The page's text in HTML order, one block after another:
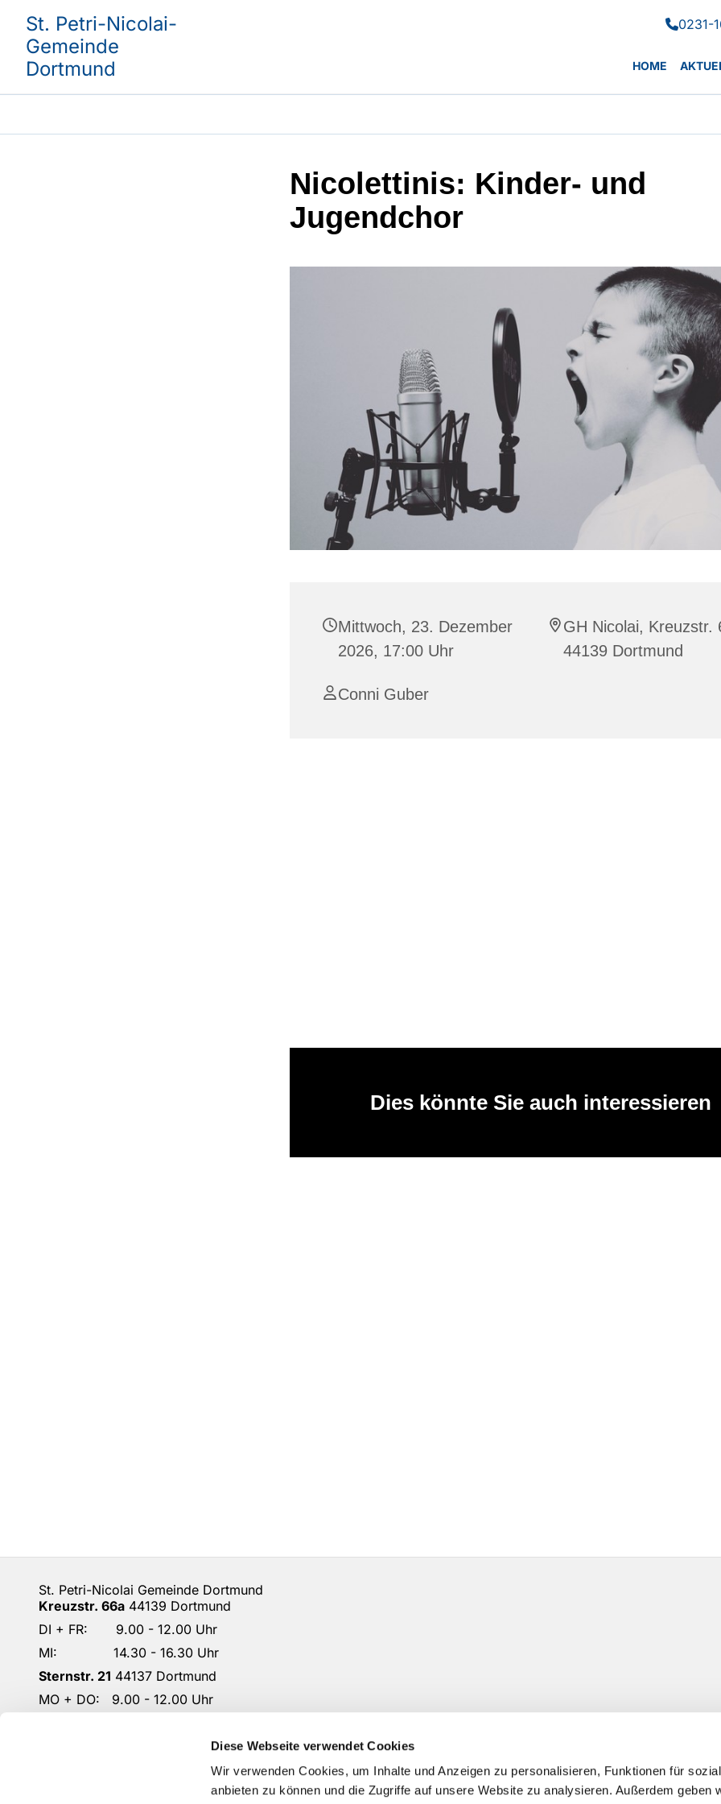
Diese Webseite verwendet Cookies
Wir verwenden Cookies, um Inhalte und Anzeigen zu personalisieren, Funktionen für
anbieten zu können und die Zugriffe auf unsere Website zu analysieren. Außerdem geben
St. Petri-Nicolai-
Gemeinde
Dortmund
0231-
HOME
Nicolettinis: Kinder- und
Jugendchor
Mittwoch, 23. Dezember
2026, 17:00 Uhr
GH Nicolai, Kreuzstr.
44139 Dortmund
Conni Guber
Dies könnte Sie auch interessieren
St. Petri-Nicolai Gemeinde Dortmund
Kreuzstr. 66a 44139 Dortmund
DI + FR: 9.00 - 12.00 Uhr
MI: 14.30 - 16.30 Uhr
Sternstr. 21 44137 Dortmund
MO + DO: 9.00 - 12.00 Uhr
DO-KG-Petri-Nicolai@ekkdo.de
Kontoverbindung: Dortmunder Volksbank
IBAN: DE87 4416 0014 2301 1167 02